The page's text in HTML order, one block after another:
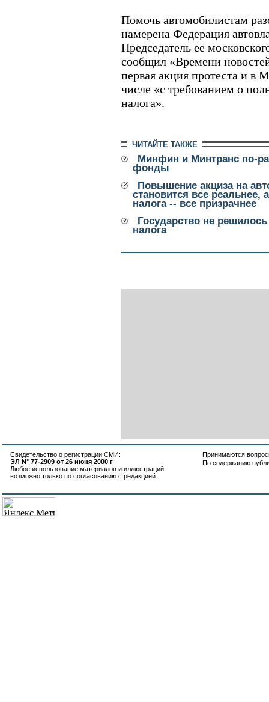
Помочь автомобилистам
намерена Федерация
Председатель ее
сообщил «Времени
первая акция протеста и в
числе «с требованием о
налога».
ЧИТАЙТЕ ТАКЖЕ
Минфин и Минтранс по-
фонды
Повышение акциза на
становится все реальнее,
налога -- все призрачнее
Государство не
налога
Свидетельство о регистрации СМИ:
ЭЛ N° 77-2909 от 26 июня 2000 г
Любое использование материалов и иллюстраций
возможно только по согласованию с редакцией
Принимаются
По содержанию